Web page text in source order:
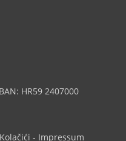
HR59 2407000
Kolačići - Impressum